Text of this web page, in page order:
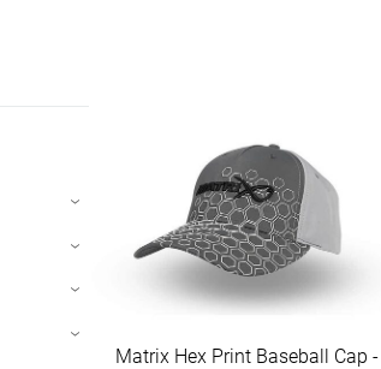
›
›
›
›
Matrix Hex Print Baseball Cap -